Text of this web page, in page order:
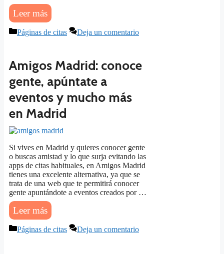
Leer más
Categorías
Páginas de citas Deja un comentario
Amigos Madrid: conoce
gente, apúntate a
eventos y mucho más
en Madrid
Si vives en Madrid y quieres conocer gente
o buscas amistad y lo que surja evitando las
apps de citas habituales, en Amigos Madrid
tienes una excelente alternativa, ya que se
trata de una web que te permitirá conocer
gente apuntándote a eventos creados por …
Leer más
Categorías
Páginas de citas Deja un comentario